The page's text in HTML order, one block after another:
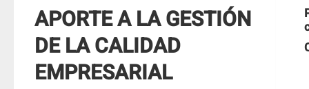
APORTE A LA GESTIÓN
DE LA CALIDAD
EMPRESARIAL